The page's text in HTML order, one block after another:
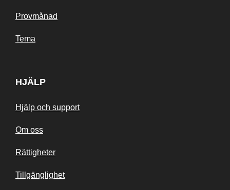
Provmånad
Tema
HJÄLP
Hjälp och support
Om oss
Rättigheter
Tillgänglighet